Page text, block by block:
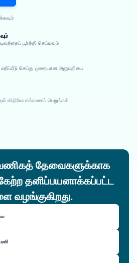
பூர்த்தி செய்யவும்
செய்து முறையான அனுமதியை
விநியோகங்களைப் பெறுங்கள்
தேவைகளுக்காக
தனிப்பயனாக்கப்பட்ட
வழங்குகிறது.